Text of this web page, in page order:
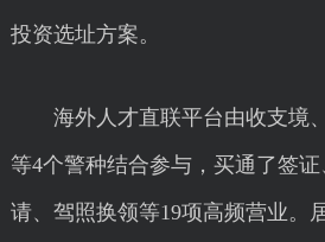
投资选址方案。
海外人才直联平台由收支境
等4个警种结合参与，买通了签
请、驾照换领等19项高频营业。